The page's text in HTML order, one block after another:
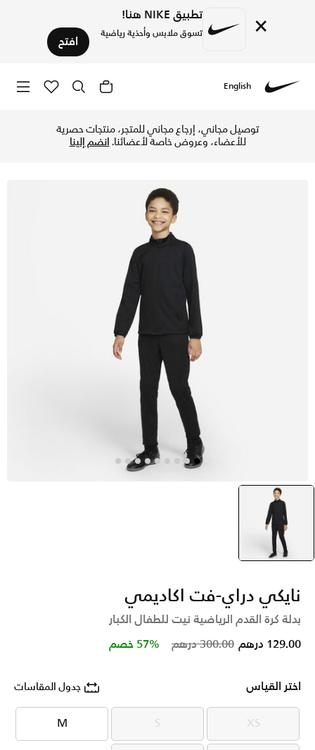
× تطبيق NIKE هنا!
تسوق ملابس وأحذية رياضية افتح
English
توصيل مجاني، إرجاع مجاني للمتجر، منتجات حصرية
للأعضاء، وعروض خاصة لأعضائنا.انضم إلينا
selected
أسود
نايكي دراي-فت اكاديمي
بدلة كرة القدم الرياضية نيت للطفال الكبار
Price reduced from
300.00 درهم to 129.00 درهم 57% خصم
اختر القياس جدول المقاسات
XS
XS
S
S
M
M